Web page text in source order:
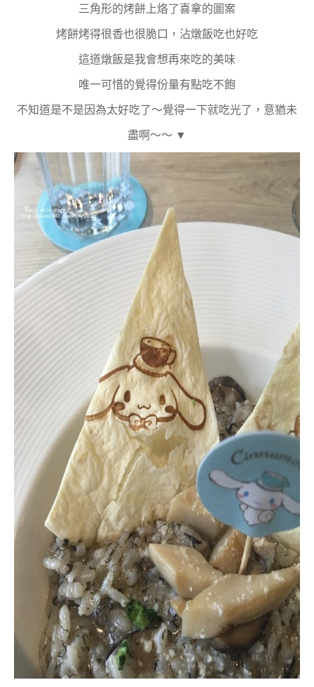
三角形的烤餅上烙了喜拿的圖案
烤餅烤得很香也很脆口，沾燉飯吃也好吃
這道燉飯是我會想再來吃的美味
唯一可惜的覺得份量有點吃不飽
不知道是不是因為太好吃了～覺得一下就吃光了，意猶未
盡啊～～ ▼